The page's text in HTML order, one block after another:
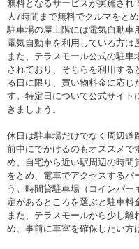
無料となるサービスが実施され
大7時間まで無料でクルマをとめ
駐車場の屋上階には電気自動車
電気自動車を利用している方は
また、テラスモール公式の駐
されており、そちらを利用する
る日に限り、買い物料金に応じ
す。特定日について公式サイト
きましょう。
休日は駐車場だけでなく周辺道
前中にでかけるのもオススメで
め、自宅から近い駅周辺の時間
をとめ、電車でアクセスするパ
う。時間貸駐車場（コインパ
定があるところを選ぶと駐車料
また、テラスモールから少し
め、事前に車室を確保したい方